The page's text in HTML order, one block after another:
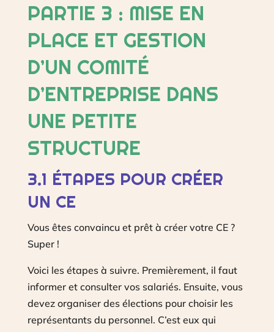
PARTIE 3 : MISE EN
PLACE ET GESTION
D’UN COMITÉ
D’ENTREPRISE DANS
UNE PETITE
STRUCTURE
3.1 ÉTAPES POUR CRÉER
UN CE
Vous êtes convaincu et prêt à créer votre CE ?
Super !
Voici les étapes à suivre. Premièrement, il faut
informer et consulter vos salariés. Ensuite, vous
devez organiser des élections pour choisir les
représentants du personnel. C’est eux qui